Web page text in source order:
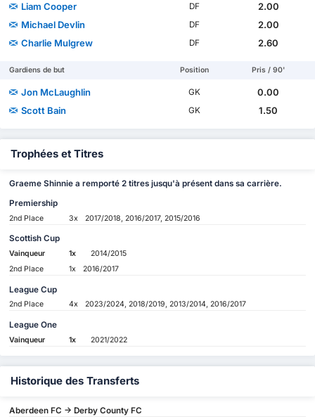
Liam Cooper
DF
2.00
Michael Devlin
DF
2.00
Charlie Mulgrew
DF 2.60
Gardiens de but Position Pris / 90'
Jon McLaughlin GK
0.00
Scott Bain
GK 1.50
Trophées et Titres
Graeme Shinnie a remporté 2 titres jusqu'à présent dans sa carrière.
Premiership
2nd Place 3x 2017/2018, 2016/2017, 2015/2016
Scottish Cup
Vainqueur 1x
2014/2015
2nd Place
1x 2016/2017
League Cup
2nd Place 4x 2023/2024, 2018/2019, 2013/2014, 2016/2017
League One
Vainqueur 1x 2021/2022
Historique des Transferts
Aberdeen FC -> Derby County FC